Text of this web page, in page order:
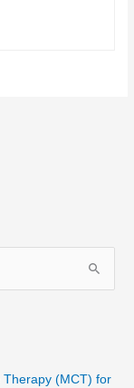
Therapy (MCT) for